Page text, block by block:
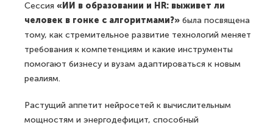
Сессия «ИИ в образовании и HR: выживет ли
человек в гонке с алгоритмами?» была посвящена
тому, как стремительное развитие технологий меняет
требования к компетенциям и какие инструменты
помогают бизнесу и вузам адаптироваться к новым
реалиям.
Растущий аппетит нейросетей к вычислительным
мощностям и энергодефицит, способный